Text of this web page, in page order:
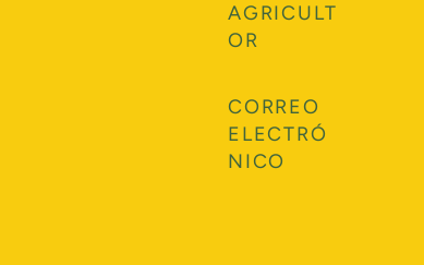
AGRICULT
OR
CORREO
ELECTRÓ
NICO